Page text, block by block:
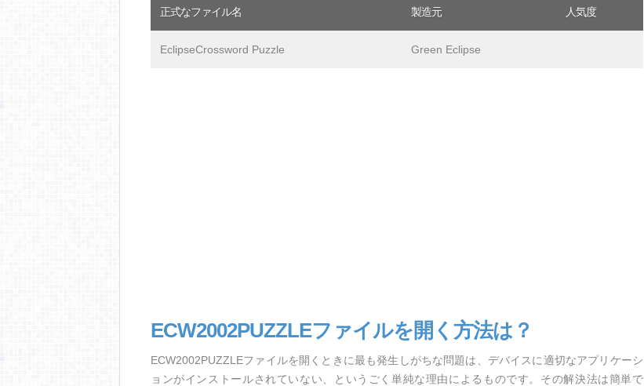
正式なファイル名 製造元 人気度
EclipseCrossword Puzzle Green Eclipse
ECW2002PUZZLEファイルを開く方法は？
ECW2002PUZZLEファイルを開くときに最も発生しがちな問題は、デバイスに適切なアプリケーシ
ョンがインストールされていない、というごく単純な理由によるものです。その解決法は簡単で